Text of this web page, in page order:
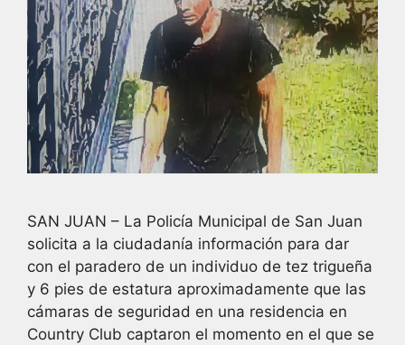
SAN JUAN – La Policía Municipal de San Juan
solicita a la ciudadanía información para dar
con el paradero de un individuo de tez trigueña
y 6 pies de estatura aproximadamente que las
cámaras de seguridad en una residencia en
Country Club captaron el momento en el que se